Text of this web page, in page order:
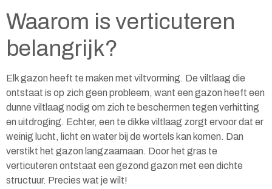
Waarom is verticuteren
belangrijk?
Elk gazon heeft te maken met viltvorming. De viltlaag die
ontstaat is op zich geen probleem, want een gazon heeft een
dunne viltlaag nodig om zich te beschermen tegen verhitting
en uitdroging. Echter, een te dikke viltlaag zorgt ervoor dat er
weinig lucht, licht en water bij de wortels kan komen. Dan
verstikt het gazon langzaamaan. Door het gras te
verticuteren ontstaat een gezond gazon met een dichte
structuur. Precies wat je wilt!